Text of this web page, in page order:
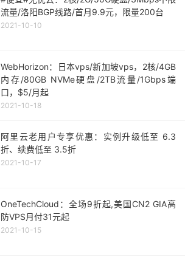
流量/洛阳BGP线路/首月9.9元，限量200台
2021-10-10
WebHorizon：日本vps/新加坡vps，2核/4GB
内存/80GB NVMe硬盘/2TB流量/1Gbps端
口，$5/月起
2021-10-18
阿里云老用户专享优惠：实例升级低至 6.3
折、续费低至 3.5折
2021-10-17
OneTechCloud：全场9折起,美国CN2 GIA高
防VPS月付31元起
2021-10-15